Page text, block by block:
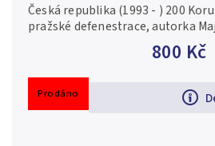
800 Kč
Česká republika (1993 - ) 200
pražské defenestrace, autorka
Aurea C224 kapsle, certifikát,
Prodáno